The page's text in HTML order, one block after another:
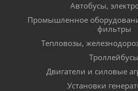
Автобусы,
Промышленное
фильтры
Тепловозы,
Троллейбусы
Двигатели и силовые
Установки